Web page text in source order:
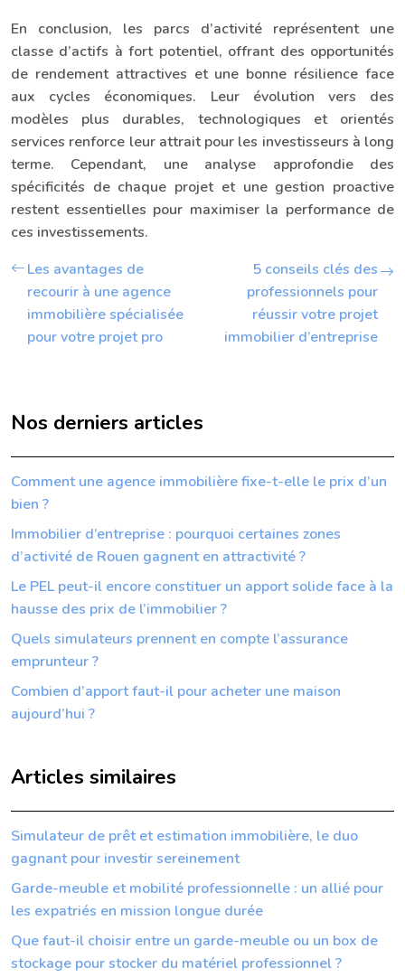
En conclusion, les parcs d’activité représentent une
classe d’actifs à fort potentiel, offrant des opportunités
de rendement attractives et une bonne résilience face
aux cycles économiques. Leur évolution vers des
modèles plus durables, technologiques et orientés
services renforce leur attrait pour les investisseurs à long
terme. Cependant, une analyse approfondie des
spécificités de chaque projet et une gestion proactive
restent essentielles pour maximiser la performance de
ces investissements.
Les avantages de
recourir à une agence
immobilière spécialisée
pour votre projet pro
5 conseils clés des
professionnels pour
réussir votre projet
immobilier d’entreprise
Nos derniers articles
Comment une agence immobilière fixe-t-elle le prix d’un
bien ?
Immobilier d’entreprise : pourquoi certaines zones
d’activité de Rouen gagnent en attractivité ?
Le PEL peut-il encore constituer un apport solide face à la
hausse des prix de l’immobilier ?
Quels simulateurs prennent en compte l’assurance
emprunteur ?
Combien d’apport faut-il pour acheter une maison
aujourd’hui ?
Articles similaires
Simulateur de prêt et estimation immobilière, le duo
gagnant pour investir sereinement
Garde-meuble et mobilité professionnelle : un allié pour
les expatriés en mission longue durée
Que faut-il choisir entre un garde-meuble ou un box de
stockage pour stocker du matériel professionnel ?